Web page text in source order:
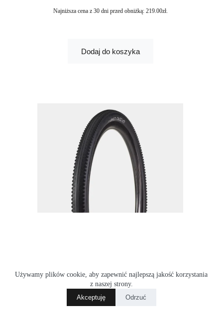
Używamy plików cookie, aby zapewnić najlepszą jakość korzystania
z naszej strony.
Akceptuję
Odrzuć
Najniższa cena z 30 dni przed obniżką: 219.00zł.
Dodaj do koszyka
Opona Bontrager GR0 Comp Gravel Tire 650x50c